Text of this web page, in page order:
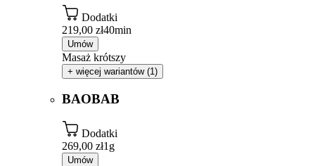
Dodatki
219,00 zł40min
Umów
Masaż krótszy
+ więcej wariantów (1)
BAOBAB
Dodatki
269,00 zł1g
Umów